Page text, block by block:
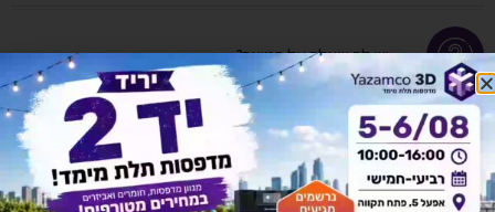
יש לך שאלה על המוצר?
לחץ כאן ונציגנו יחזרו אליך בהקדם!